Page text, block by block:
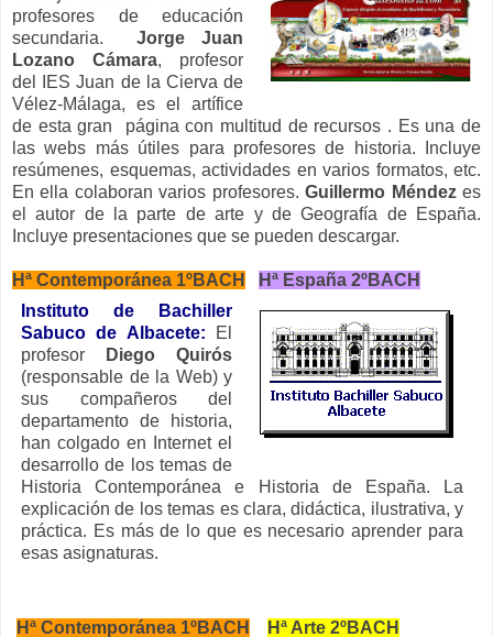
profesores de educación
secundaria.
Jorge Juan
Lozano Cámara, profesor
del IES Juan de la Cierva de
Vélez-Málaga, es el artífice
de esta gran página con multitud de recursos . Es una de
las webs más útiles para profesores de historia. Incluye
resúmenes, esquemas, actividades en varios formatos, etc.
En ella colaboran varios profesores.Guillermo Méndezes
el autor de la parte de arte y de Geografía de España.
Incluye presentaciones que se pueden descargar.
Hª Contemporánea 1ºBACH
Hª España 2ºBACH
Instituto de Bachiller
Sabuco de Albacete:
El
profesor
DiegoQuirós
(responsable de la Web) y
sus compañeros del
departamento de historia,
han colgado en Internet el
desarrollo de los temas de
Historia Contemporánea e Historia de España. La
explicación de los temas es clara, didáctica, ilustrativa, y
práctica. Es más de lo que es necesario aprender para
esas asignaturas.
Hª Contemporánea 1ºBACH Hª Arte 2ºBACH